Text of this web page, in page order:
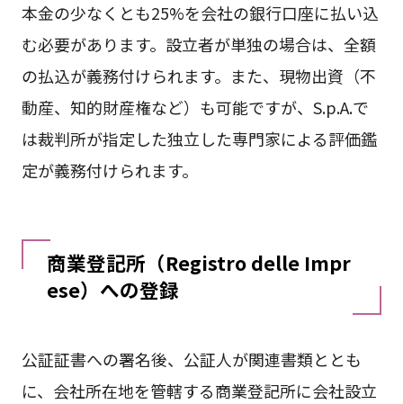
本金の少なくとも25%を会社の銀行口座に払い込
む必要があります。設立者が単独の場合は、全額
の払込が義務付けられます。また、現物出資（不
動産、知的財産権など）も可能ですが、S.p.A.で
は裁判所が指定した独立した専門家による評価鑑
定が義務付けられます。
商業登記所（Registro delle Impr
ese）への登録
公証証書への署名後、公証人が関連書類ととも
に、会社所在地を管轄する商業登記所に会社設立